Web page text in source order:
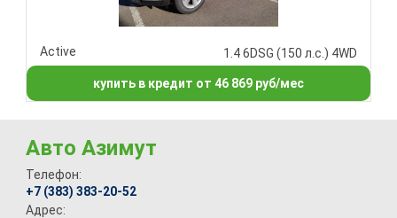
Active 1.4 6DSG (150 л.с.) 4WD
купить в кредит от 46 869 руб/мес
Авто Азимут
Телефон:
+7 (383) 383-20-52
Адрес: